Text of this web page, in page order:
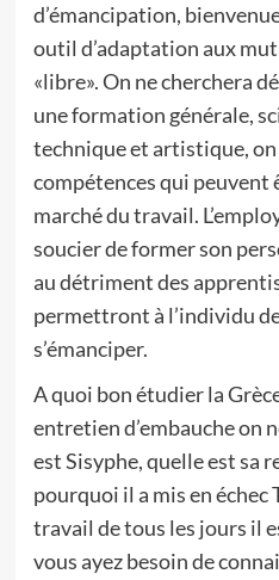
d’émancipation,
outil d’adaptation aux
«libre». On ne cherchera
une formation générale,
technique et artistique,
compétences qui peuvent
marché du travail.
soucier de former son
au détriment des
permettront à l’individu
s’émanciper.
A quoi bon étudier la
entretien d’embauche on
est Sisyphe, quelle est sa
pourquoi il a mis en
travail de tous les jours il
vous ayez besoin de